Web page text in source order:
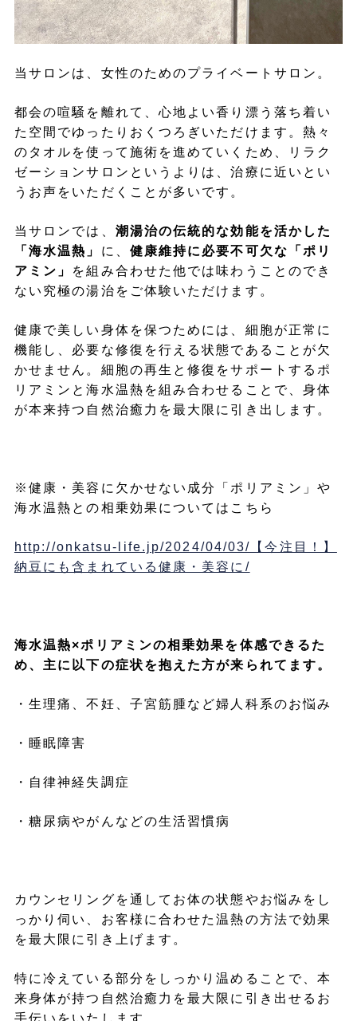
当サロンは、女性のためのプライベートサロン。
都会の喧騒を離れて、心地よい香り漂う落ち着い
た空間でゆったりおくつろぎいただけます。熱々
のタオルを使って施術を進めていくため、リラク
ゼーションサロンというよりは、治療に近いとい
うお声をいただくことが多いです。
当サロンでは、 潮湯治の伝統的な効能を活かした
「海水温熱」 に、 健康維持に必要不可欠な「ポリ
アミン」 を組み合わせた他では味わうことのでき
ない究極の湯治をご体験いただけます。
健康で美しい身体を保つためには、細胞が正常に
機能し、必要な修復を行える状態であることが欠
かせません。細胞の再生と修復をサポートするポ
リアミンと海水温熱を組み合わせることで、身体
が本来持つ自然治癒力を最大限に引き出します。
※健康・美容に欠かせない成分「ポリアミン」や
海水温熱との相乗効果についてはこちら
http://onkatsu-life.jp/2024/04/03/【今注目！】
納豆にも含まれている健康・美容に/
海水温熱×ポリアミンの相乗効果を体感できるた
め、主に以下の症状を抱えた方が来られてます。
・生理痛、不妊、子宮筋腫など婦人科系のお悩み
・睡眠障害
・自律神経失調症
・糖尿病やがんなどの生活習慣病
カウンセリングを通してお体の状態やお悩みをし
っかり伺い、お客様に合わせた温熱の方法で効果
を最大限に引き上げます。
特に冷えている部分をしっかり温めることで、本
来身体が持つ自然治癒力を最大限に引き出せるお
手伝いをいたします。